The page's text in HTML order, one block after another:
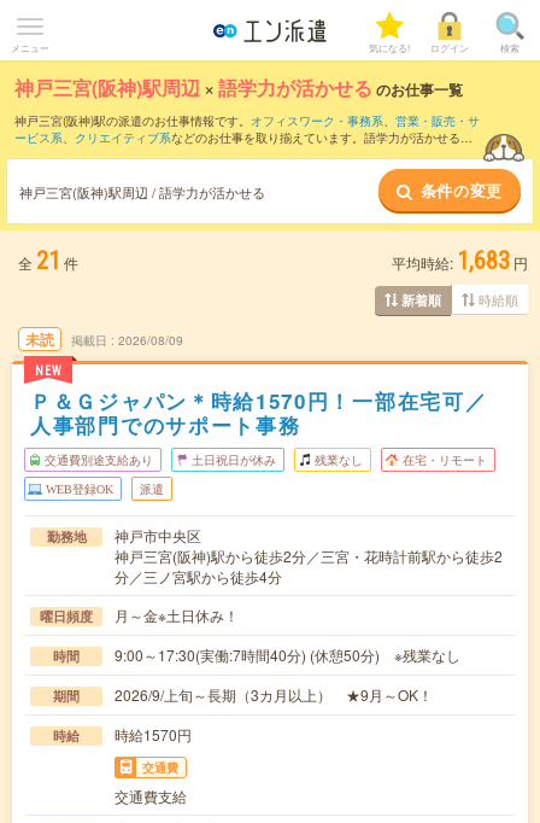
メニュー 気になる! ログイン 検索
神戸三宮(阪神)駅周辺 ×語学力が活かせる のお仕事一覧
神戸三宮(阪神)駅の派遣のお仕事情報です。 オフィスワーク・事務系、 営業・販売・サ
ービス系、 クリエイティブ系などのお仕事を取り揃えています。語学力が活かせるの
神戸三宮(阪神)駅周辺 / 語学力が活かせる 条件の変更
全 21 件 平均時給: 1,683 円
新着順 時給順
未読
NEW
掲載日 2026/08/09
Ｐ＆Ｇジャパン＊時給1570円！一部在宅可／
人事部門でのサポート事務
交通費別途支給あり 土日祝日が休み 残業なし 在宅・リモート
WEB登録OK 派遣
勤務地
神戸市中央区
神戸三宮(阪神)駅から徒歩2分／三宮・花時計前駅から徒歩2
分／三ノ宮駅から徒歩4分
曜日頻度 月～金※土日休み！
時間 9:00～17:30(実働:7時間40分) (休憩50分) ※残業なし
期間 2026/9/上旬～長期（3カ月以上） ★9月～OK！
時給 時給1570円
交通費
交通費支給